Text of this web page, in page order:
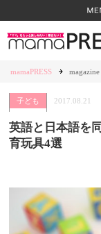
mamaPRESS magazine
子ども 2017.08.21
英語と日本語を
育玩具4選